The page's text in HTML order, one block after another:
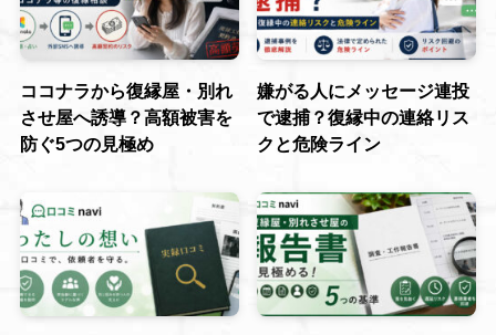
ココナラから復縁屋・別れ
させ屋へ誘導？高額被害を
防ぐ5つの見極め
嫌がる人にメッセージ連投
で逮捕？復縁中の連絡リス
クと危険ライン